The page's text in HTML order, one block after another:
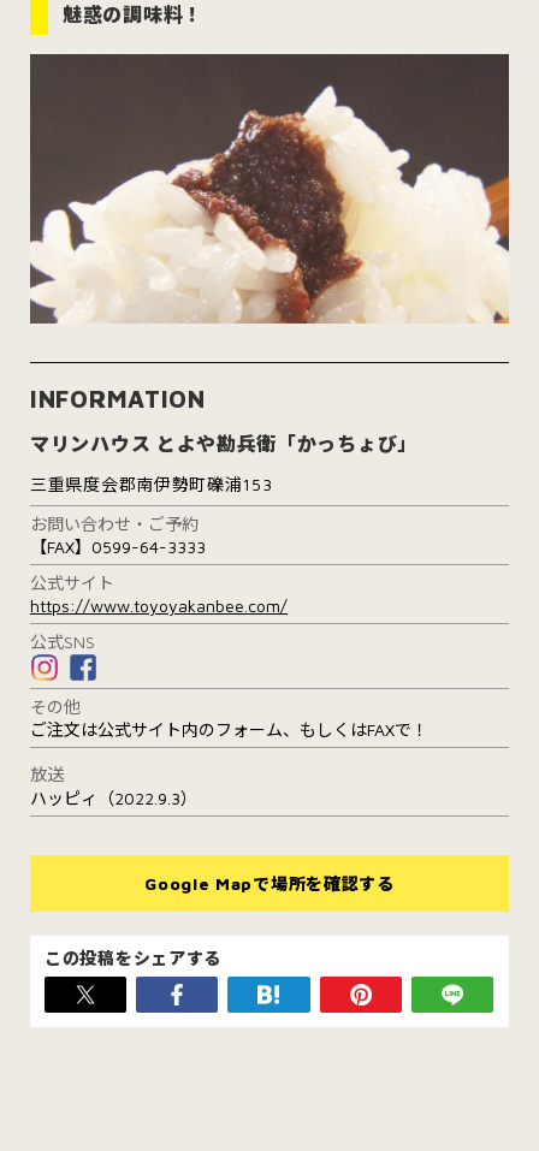
魅惑の調味料！
INFORMATION
マリンハウス とよや勘兵衛「かっちょび」
三重県度会郡南伊勢町礫浦153
お問い合わせ・ご予約
【FAX】0599-64-3333
公式サイト
https://www.toyoyakanbee.com/
公式SNS
その他
ご注文は公式サイト内のフォーム、もしくはFAXで！
放送
ハッピィ（2022.9.3）
Google Mapで場所を確認する
この投稿をシェアする